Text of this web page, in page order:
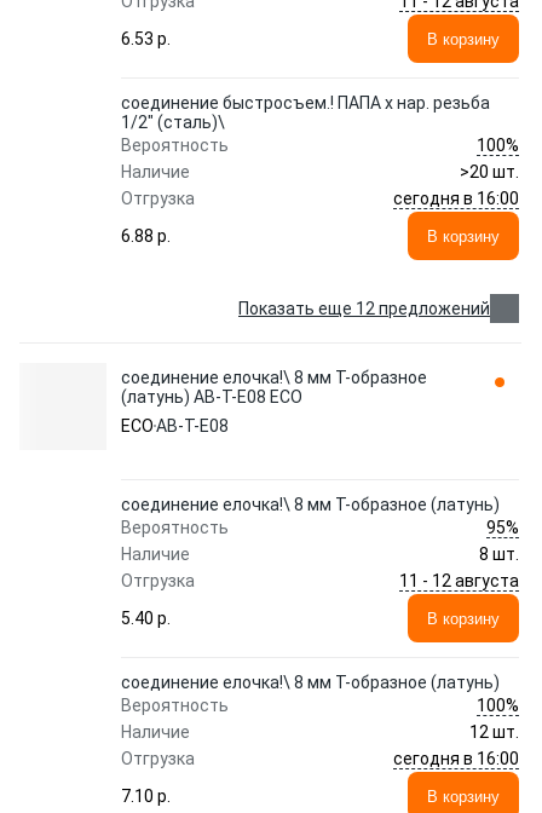
6.53 p.
В корзину
соединение быстросъем.! ПАПА х нар. резьба
1/2" (сталь)\
Вероятность
100%
Наличие
>20 шт.
Отгрузка
сегодня в 16:00
6.88 p.
В корзину
Показать еще 12 предложений
соединение елочка!\ 8 мм Т-образное
(латунь) AB-T-E08 ECO
ECOAB-T-E08
соединение елочка!\ 8 мм Т-образное (латунь)
Вероятность
95%
Наличие
8 шт.
Отгрузка
11 - 12 августа
5.40 p.
В корзину
соединение елочка!\ 8 мм Т-образное (латунь)
Вероятность
100%
Наличие
12 шт.
Отгрузка
сегодня в 16:00
7.10 p.
В корзину